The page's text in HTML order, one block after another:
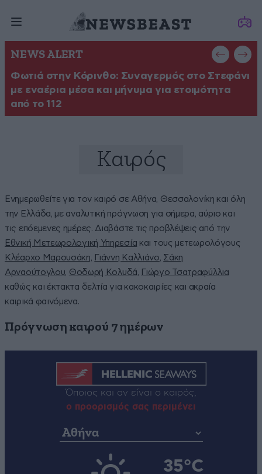
NEWS ALERT
Φωτιά στην Κόρινθο: Συναγερμός στο Στεφάνι
με εναέρια μέσα και μήνυμα για ετοιμότητα
από το 112
Καιρός
Ενημερωθείτε για τον καιρό σε Αθήνα, Θεσσαλονίκη και όλη
την Ελλάδα, με αναλυτική πρόγνωση για σήμερα, αύριο και
τις επόεμενες ημέρες. Διαβάστε τις προβλέψεις από την
Εθνική Μετεωρολογική Υπηρεσία και τους μετεωρολόγους
Κλέαρχο Μαρουσάκη, Γιάννη Καλλιάνο, Σάκη
Αρναούτογλου, Θοδωρή Κολυδά,
Γιώργο Τσατραφύλλια
καθώς και έκτακτα δελτία για κακοκαιρίες και ακραία
καιρικά φαινόμενα.
Πρόγνωση καιρού 7 ημέρων